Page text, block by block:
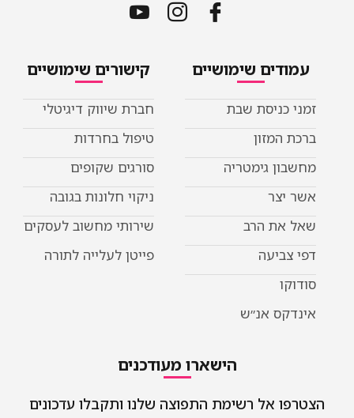
עמודים שימושיים
זמני כניסת שבת
ברכת המזון
מחשבון גימטריה
אשר יצר
שאל את הרב
דפי צביעה
סודוקו
אינדקס אנ״ש
קישורים שימושיים
חברת שיווק דיגיטלי
טיפול בחרדות
סורגים שקופים
ניקוי חלונות בגובה
שירותי מחשוב לעסקים
פייטן לעלייה לתורה
הישארו מעודכנים
הצטרפו אל רשימת התפוצה שלנו ותקבלו עדכונים